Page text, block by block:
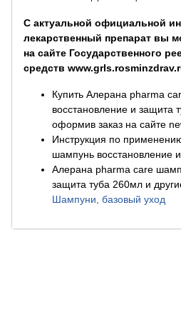
С актуальной официальной
лекарственный препарат вы
на сайте Государственного
средств
Купить Алерана pharma
восстановление и защита
оформив заказ на сайте
Инструкция по
шампунь восстановление
Алерана pharma care
защита туба 260мл и
Шампуни, базовый уход